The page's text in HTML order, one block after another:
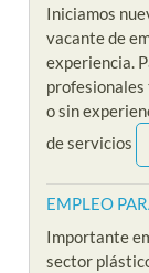
Iniciamos
vacante de
experiencia.
profesionales
o sin
de servicios
EMPLEO
Importante
sector